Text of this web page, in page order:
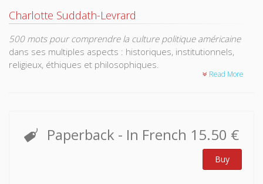
Charlotte Suddath-Levrard
500 mots pour comprendre la culture politique américaine
dans ses multiples aspects : historiques, institutionnels,
religieux, éthiques et philosophiques.
aux États-Unis. De OUI Glory à Purilan. de Cbecks and
Balances à Reauanism, tous les mots qui ont fait et
continuent de faire l'Amérique sont expliqués dans leur
contexte historique et dans leur usage contemporain.
Read More
Paperback - In French 15.50 €
Buy